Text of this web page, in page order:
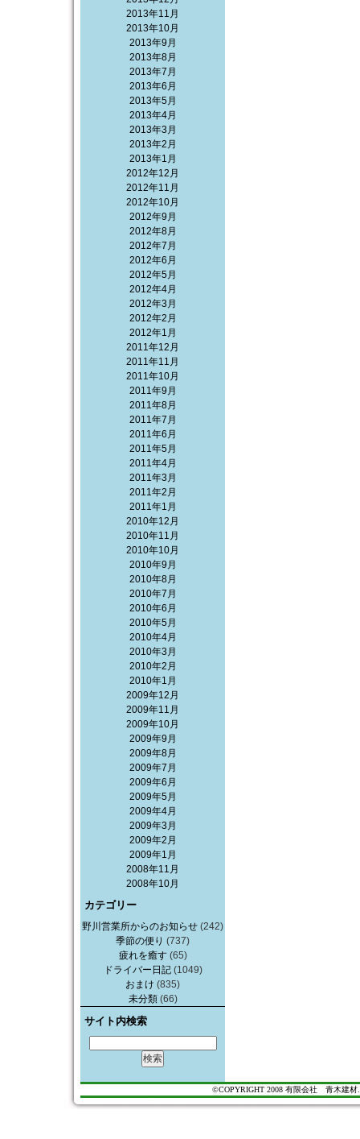
2013年11月
2013年10月
2013年9月
2013年8月
2013年7月
2013年6月
2013年5月
2013年4月
2013年3月
2013年2月
2013年1月
2012年12月
2012年11月
2012年10月
2012年9月
2012年8月
2012年7月
2012年6月
2012年5月
2012年4月
2012年3月
2012年2月
2012年1月
2011年12月
2011年11月
2011年10月
2011年9月
2011年8月
2011年7月
2011年6月
2011年5月
2011年4月
2011年3月
2011年2月
2011年1月
2010年12月
2010年11月
2010年10月
2010年9月
2010年8月
2010年7月
2010年6月
2010年5月
2010年4月
2010年3月
2010年2月
2010年1月
2009年12月
2009年11月
2009年10月
2009年9月
2009年8月
2009年7月
2009年6月
2009年5月
2009年4月
2009年3月
2009年2月
2009年1月
2008年11月
2008年10月
カテゴリー
野川営業所からのお知らせ (242)
季節の便り (737)
疲れを癒す(65)
ドライバー日記(1049)
おまけ (835)
未分類(66)
サイト内検索
©COPYRIGHT 2008 有限会社 青木建材.